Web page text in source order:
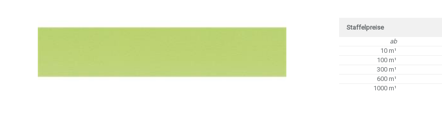
Staffelpreise
ab
10 m¹
100 m¹
300 m¹
600 m¹
1000 m¹